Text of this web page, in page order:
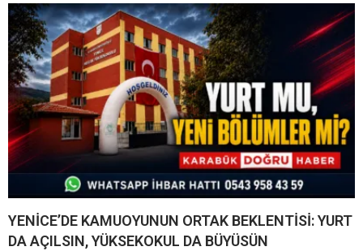
YENİCE’DE KAMUOYUNUN ORTAK BEKLENTİSİ: YURT
DA AÇILSIN, YÜKSEKOKUL DA BÜYÜSÜN